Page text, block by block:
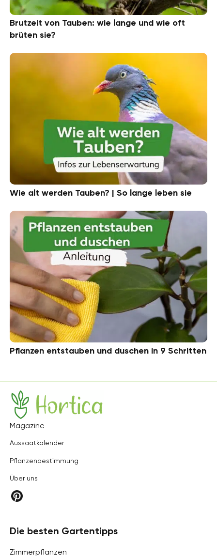
Brutzeit von Tauben: wie lange und wie oft
brüten sie?
Wie alt werden Tauben? | So lange leben sie
Pflanzen entstauben und duschen in 9 Schritten
Hortica
Magazine
Aussaatkalender
Pflanzenbestimmung
Über uns
Die besten Gartentipps
Zimmerpflanzen